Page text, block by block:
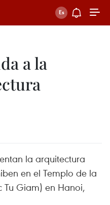
a la
la arquitectura
en el Templo de la
Tu Giam) en Hanoi,